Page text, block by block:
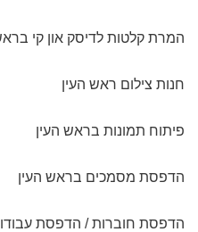
עזר לי מאוד בגיבוש הרעיון
מבלי שאפילו הייתי צריכה
המרת קלטות לדיסק און קי
חנות צילום ראש העין
פיתוח תמונות בראש העין
הדפסת מסמכים בראש העין
הדפסת חוברות / הדפסת